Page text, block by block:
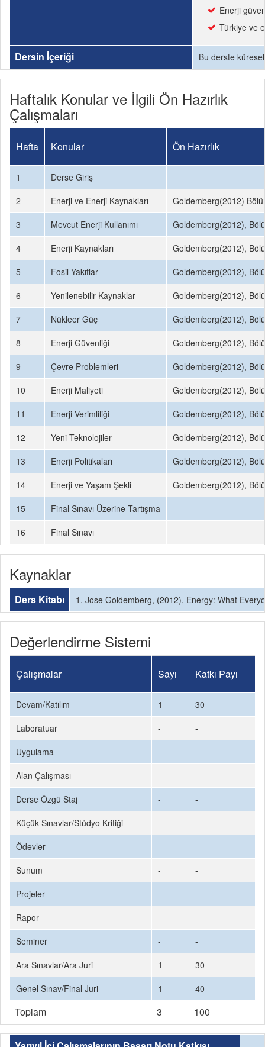
Enerji
Türkiye ve
Dersin İçeriği Bu derste
Haftalık Konular ve İlgili Ön Hazırlık
Çalışmaları
Hafta Konular Ön Hazırlık
1
Derse Giriş
2
Enerji ve Enerji Kaynakları
Goldemberg(2012)
3
Mevcut Enerji Kullanımı
Goldemberg(2012),
4
Enerji Kaynakları
Goldemberg(2012),
5
Fosil Yakıtlar
Goldemberg(2012),
6
Yenilenebilir Kaynaklar
Goldemberg(2012),
7
Nükleer Güç
Goldemberg(2012),
8
Enerji Güvenliği
Goldemberg(2012),
9
Çevre Problemleri
Goldemberg(2012),
10
Enerji Maliyeti
Goldemberg(2012),
11
Enerji Verimliliği
Goldemberg(2012),
12
Yeni Teknolojiler
Goldemberg(2012),
13
Enerji Politikaları
Goldemberg(2012),
14
Enerji ve Yaşam Şekli
Goldemberg(2012),
15
Final Sınavı Üzerine Tartışma
16
Final Sınavı
Kaynaklar
Ders Kitabı 1. Jose Goldemberg, (2012), Energy: What
Değerlendirme Sistemi
Çalışmalar Sayı Katkı Payı
Devam/Katılım 1
30
Laboratuar
-
-
Uygulama
-
-
Alan Çalışması
-
-
Derse Özgü Staj
-
-
Küçük Sınavlar/Stüdyo Kritiği
-
-
Ödevler
-
-
Sunum
-
-
Projeler
-
-
Rapor
-
-
Seminer
-
-
Ara Sınavlar/Ara Juri
1
30
Genel Sınav/Final Juri
1 40
Toplam 3 100